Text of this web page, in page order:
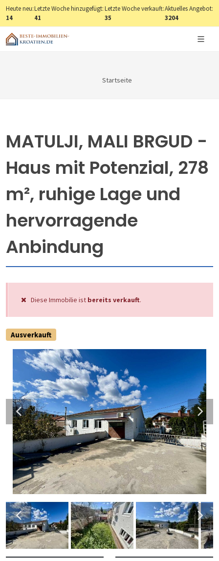
Heute neu:
14
Letzte Woche hinzugefügt:
41
Letzte Woche verkauft:
35
Aktuelles Angebot:
3204
Startseite
MATULJI, MALI BRGUD -
Haus mit Potenzial, 278
m², ruhige Lage und
hervorragende
Anbindung
Diese Immobilie ist bereits verkauft.
Ausverkauft